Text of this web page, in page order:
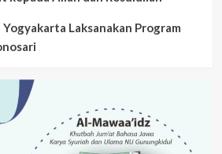
Yogyakarta Laksanakan Program